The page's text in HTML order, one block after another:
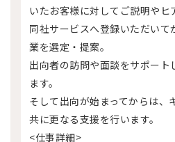
いたお客様に対してご説明やヒ
同社サービスへ登録いただい
業を選定・提案。
出向者の訪問や面談をサポート
ます。
そして出向が始まってからは、
共に更なる支援を行います。
<仕事詳細>